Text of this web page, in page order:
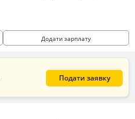
Додати зарплату
Подати заявку